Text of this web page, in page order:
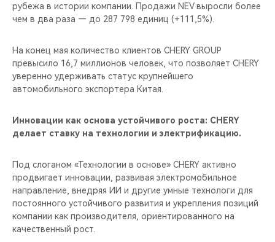
рубежа в истории компании. Продажи NEV выросли более
чем в два раза — до 287 798 единиц (+111,5%).
На конец мая количество клиентов CHERY GROUP
превысило 16,7 миллионов человек, что позволяет CHERY
уверенно удерживать статус крупнейшего
автомобильного экспортера Китая.
Инновации как основа устойчивого роста: CHERY
делает ставку на технологии и электрификацию.
Под слоганом «Технологии в основе» CHERY активно
продвигает инновации, развивая электромобильное
направление, внедряя ИИ и другие умные технологи для
постоянного устойчивого развития и укрепления позиций
компании как производителя, ориентированного на
качественный рост.